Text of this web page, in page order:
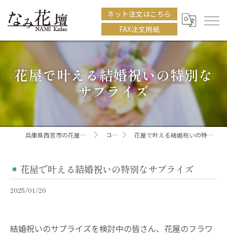
ネット注文はこちら
FAX注文用紙
花屋で叶える結婚祝いの特別な
サプライズ
兵庫県西宮市の花屋ならなみ花壇 コラム 花屋で叶える結婚祝いの特別なサプライズ
花屋で叶える結婚祝いの特別なサプライズ
2025/01/20
結婚祝いのサプライズを検討中の皆さん、花屋のフラワ